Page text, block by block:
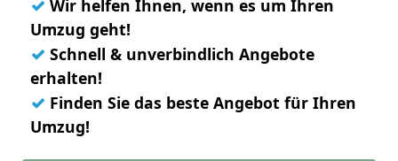
✓ Wir helfen Ihnen, wenn es um Ihren
Umzug geht!
✓ Schnell & unverbindlich Angebote
erhalten!
✓ Finden Sie das beste Angebot für Ihren
Umzug!